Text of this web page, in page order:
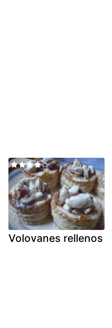
Volovanes rellenos